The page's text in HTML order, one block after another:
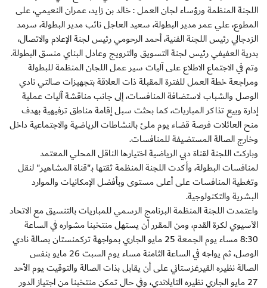
اللجنة المنظمة ورؤساء لجان العمل : خالد بن زايد، عمران النعيمي، على
المطوع، علي عمر مدير البطولة، سعيد العاجل نائب مدير البطولة، سرمد
الزدجالي رئيس اللجنة الفنية، أحمد الرحومي رئيس لجنة الإعلام والاتصال،
بدرية العفيفي رئيس لجنة التسويق والترويج وعادل البناي منسق البطولة.
وتم في الاجتماع الاطلاع على آليات سير عمل اللجان المنظمة للبطولة
ومراجعة خطة العمل للفترة المقبلة ذات العلاقة بتجهيزات صالتي نادي
الوصل والشباب لاستضافة المنافسات، إلى جانب مناقشة آليات عملية
إدارة وبيع تذاكر المباريات، كما بحثت سبل إقامة مناطق ترفيهية بهدف
منح العائلات فرصة قضاء يوم ملئ بالنشاطات الرياضية والاجتماعية داخل
وخارج الصالة المستضيفة للمنافسات.
وباركت اللجنة لقناة دبي الرياضية اختيارها الناقل المحلي المعتمد
لمنافسات البطولة، وأكدت اللجنة المنظمة ثقتها بـ"قناة المشاهير" لنقل
وتغطية المنافسات على أعلى مستوى وبأفضل الإمكانيات والموارد
البشرية والتكنولوجية.
واعتمدت اللجنة المنظمة البرنامج الرسمي للمباريات بالتنسيق مع الاتحاد
الآسيوي لكرة القدم، ومن المقرر أن يستهل منتخبنا مشواره في الساعة
8:30 مساء يوم الجمعة 25 مايو الجاري بمواجهة تركمنستان بصالة نادي
الوصل، ثم يواجه في الساعة الثامنة مساء يوم السبت 26 مايو بنفس
الصالة نظيره القيرغزستاني على أن يقابل بذات الصالة والتوقيت يوم الأحد
27 مايو الجاري نظيره التايلاندي، وفي حال تمكن منتخبنا من اجتياز الدور